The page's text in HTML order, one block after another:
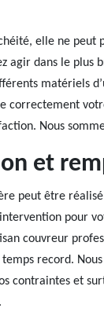
elle ne peut
agir dans le
matériels
Nous
et
peut être
pour
couvreur
record.
contraintes et